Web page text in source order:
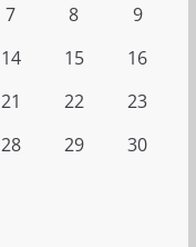
7 8
9
14 15
16
21 22
23
28 29
30